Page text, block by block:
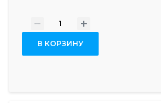
- +
В КОРЗИНУ